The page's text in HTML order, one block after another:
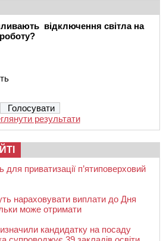
відключення світла на
результати
приватизації п’ятиповерховий
нараховувати виплати до Дня
може отримати
кандидатку на посаду